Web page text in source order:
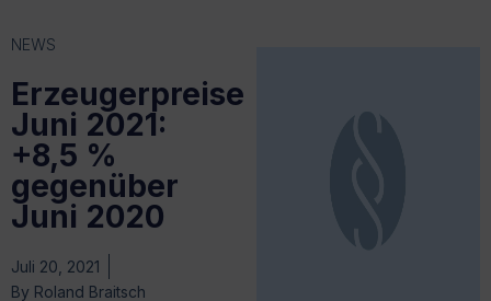
NEWS
Erzeugerpreise
Juni 2021:
+8,5 %
gegenüber
Juni 2020
Juli 20, 2021
By Roland Braitsch